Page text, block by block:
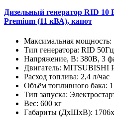
Дизельный генератор RID
Premium (11 кВА), капот
Максимальная мощность:
Тип генератора: RID 50Гц
Напряжение, В: 380В, 3
Двигатель: MITSUBISHI
Расход топлива: 2,4 л/час
Объём топливного бака:
Тип запуска:
Вес: 600 кг
Габариты (ДхШхВ):